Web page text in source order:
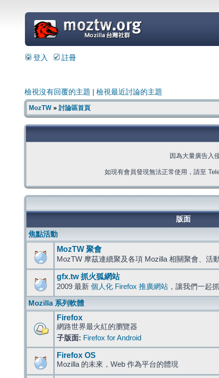
=
登入 註冊
檢視沒有回覆的主題 檢視最近討論的主題
MozTW» 討論區首頁
因為大量廣告入
如現有會員發現無法正常使用，請至
版面
焦點活動
MozTW 聚會
MozTW 摩茲連續聚及各項 Mozilla 相關聚會、活
gfx.tw 抓火狐網站
2009 最新 個人化 Firefox 推廣網站 ，讓我們一起
Mozilla 系列軟體
Firefox
網路世界最火紅的瀏覽器
子版面: Firefox for Android
Firefox OS
Mozilla 的未來，Web 作為平台的體現